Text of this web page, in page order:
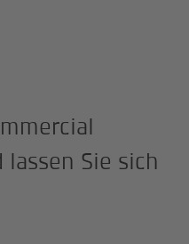
Sie sich